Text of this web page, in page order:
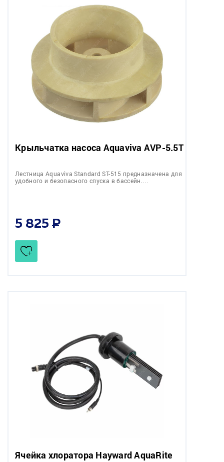
Крыльчатка насоса Aquaviva AVP-5.5T
Лестница Aquaviva Standard ST-515 предназначена для
удобного и безопасного спуска в бассейн.…
5 825
Ячейка хлоратора Hayward AquaRite